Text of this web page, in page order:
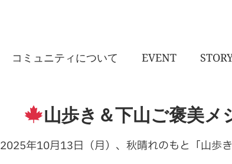
コミュニティについて EVENT
山歩き＆下山ご褒美メ
2025年10月13日（月）、秋晴れのもと「山歩